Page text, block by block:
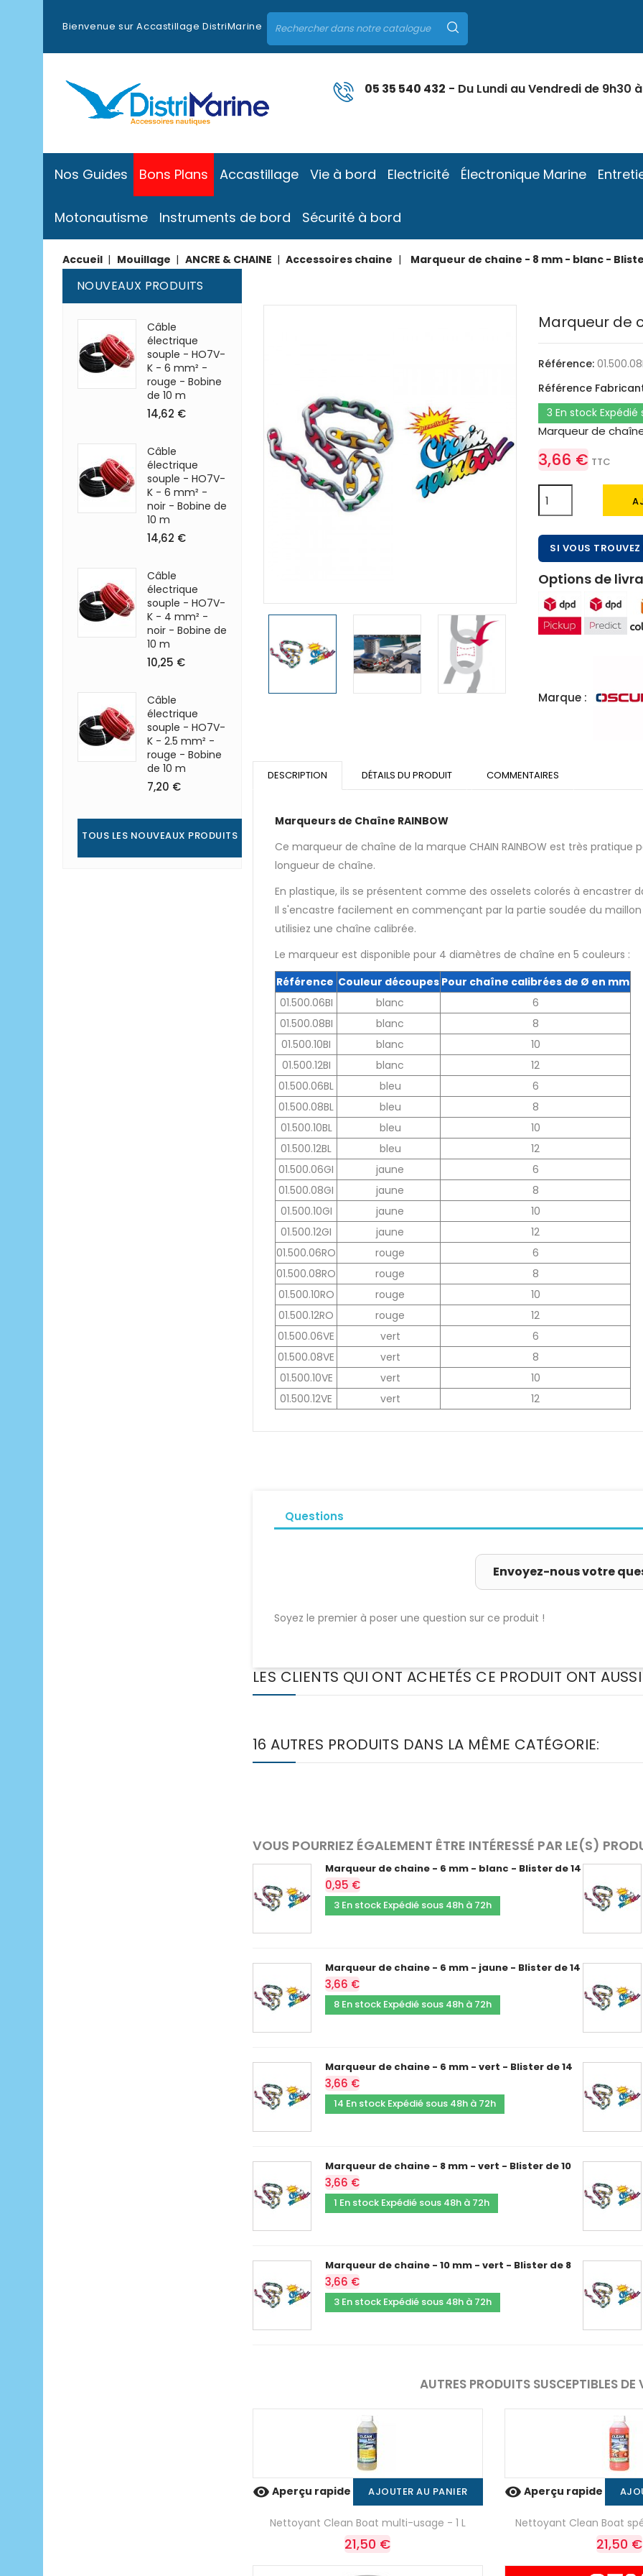
Bienvenue sur Accastillage DistriMarine
05 35 540 432 - Du Lundi au Vendredi de 9h30
Nos Guides Bons Plans Accastillage Vie à bord Electricité Électronique Marine
Motonautisme Instruments de bord Sécurité à bord
Accueil Mouillage ANCRE & CHAINE Accessoires chaine Marqueur de chaine - 8 mm - blanc -
NOUVEAUX PRODUITS
Câble
électrique
souple - HO7V-
K - 6 mm² -
rouge - Bobine
de 10 m
14,62 €
Câble
électrique
souple - HO7V-
K - 6 mm² -
noir - Bobine de
10 m
14,62 €
Câble
électrique
souple - HO7V-
K - 4 mm² -
noir - Bobine de
10 m
10,25 €
Câble
électrique
souple - HO7V-
K - 2.5 mm² -
rouge - Bobine
de 10 m
7,20 €
TOUS LES NOUVEAUX PRODUITS
Marqueur de
Référence:
Référence
3 En stock
Marqueur de
3,66 € TTC
SI VOUS
Options de
Marque :
DESCRIPTION DÉTAILS DU PRODUIT COMMENTAIRES
Marqueurs de Chaîne RAINBOW
Ce marqueur de chaîne de la marque CHAIN RAINBOW est très
longueur de chaîne.
En plastique, ils se présentent comme des osselets colorés à encastrer
Il s'encastre facilement en commençant par la partie soudée du
utilisiez une chaîne calibrée.
Le marqueur est disponible pour 4 diamètres de chaîne en 5 couleurs :
Référence Couleur découpes Pour chaîne calibrées de Ø en mm
01.500.06BI
blanc
6
01.500.08BI
blanc
8
01.500.10BI
blanc
10
01.500.12BI
blanc
12
01.500.06BL
bleu
6
01.500.08BL
bleu
8
01.500.10BL
bleu
10
01.500.12BL
bleu
12
01.500.06GI
jaune
6
01.500.08GI
jaune
8
01.500.10GI
jaune
10
01.500.12GI
jaune
12
01.500.06RO
rouge
6
01.500.08RO
rouge
8
01.500.10RO
rouge
10
01.500.12RO
rouge
12
01.500.06VE
vert
6
01.500.08VE
vert
8
01.500.10VE
vert
10
01.500.12VE
vert 12
Questions
Envoyez-nous votre
Soyez le premier à poser une question sur ce produit !
LES CLIENTS QUI ONT ACHETÉS CE PRODUIT ONT
16 AUTRES PRODUITS DANS LA MÊME CATÉGORIE:
VOUS POURRIEZ ÉGALEMENT ÊTRE INTÉRESSÉ PAR LE(S)
Marqueur de chaine - 6 mm - blanc - Blister de 14
0,95 €
3 En stock Expédié sous 48h à 72h
Marqueur de chaine - 6 mm - jaune - Blister de 14
3,66 €
8 En stock Expédié sous 48h à 72h
Marqueur de chaine - 6 mm - vert - Blister de 14
3,66 €
14 En stock Expédié sous 48h à 72h
Marqueur de chaine - 8 mm - vert - Blister de 10
3,66 €
1 En stock Expédié sous 48h à 72h
Marqueur de chaine - 10 mm - vert - Blister de 8
3,66 €
3 En stock Expédié sous 48h à 72h
AUTRES PRODUITS SUSCEPTIBLES DE
 Aperçu rapide AJOUTER AU PANIER
Nettoyant Clean Boat multi-usage - 1 L
21,50 €
 Aperçu rapide
Nettoyant Clean Boat
21,50 €